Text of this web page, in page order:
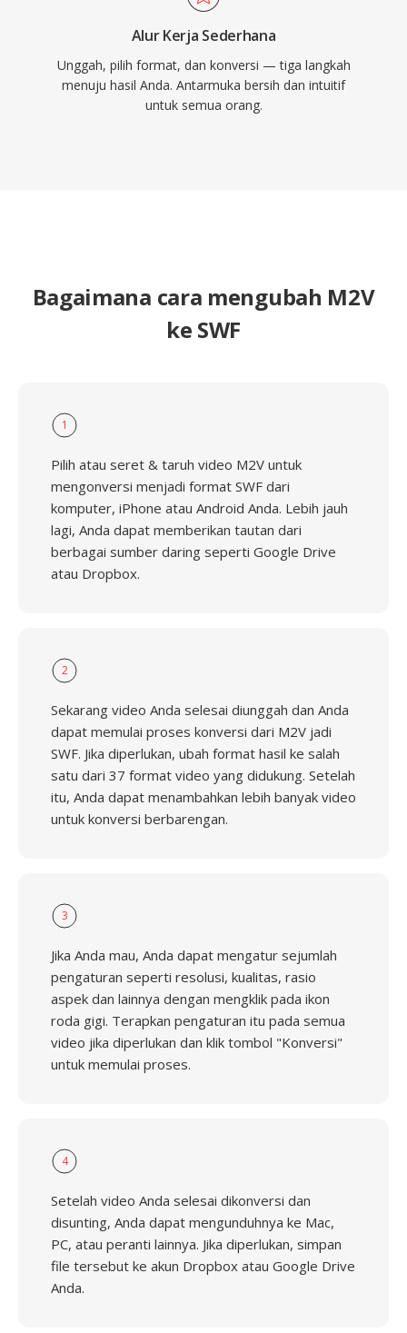
Alur Kerja Sederhana
Unggah, pilih format, dan konversi — tiga langkah
menuju hasil Anda. Antarmuka bersih dan intuitif
untuk semua orang.
Bagaimana cara mengubah M2V
ke SWF
1
Pilih atau seret & taruh video M2V untuk
mengonversi menjadi format SWF dari
komputer, iPhone atau Android Anda. Lebih jauh
lagi, Anda dapat memberikan tautan dari
berbagai sumber daring seperti Google Drive
atau Dropbox.
2
Sekarang video Anda selesai diunggah dan Anda
dapat memulai proses konversi dari M2V jadi
SWF. Jika diperlukan, ubah format hasil ke salah
satu dari 37 format video yang didukung. Setelah
itu, Anda dapat menambahkan lebih banyak video
untuk konversi berbarengan.
3
Jika Anda mau, Anda dapat mengatur sejumlah
pengaturan seperti resolusi, kualitas, rasio
aspek dan lainnya dengan mengklik pada ikon
roda gigi. Terapkan pengaturan itu pada semua
video jika diperlukan dan klik tombol "Konversi"
untuk memulai proses.
4
Setelah video Anda selesai dikonversi dan
disunting, Anda dapat mengunduhnya ke Mac,
PC, atau peranti lainnya. Jika diperlukan, simpan
file tersebut ke akun Dropbox atau Google Drive
Anda.